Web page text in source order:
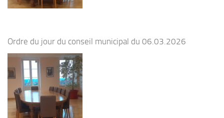
Ordre du jour du conseil municipal du 06.03.2026